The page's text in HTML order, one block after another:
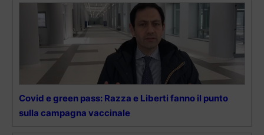
Covid e green pass: Razza e Liberti fanno il punto
sulla campagna vaccinale